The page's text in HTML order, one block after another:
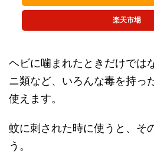
楽天市場
ヘビに噛まれたときだけでは
ニ類など、いろんな毒を持っ
使えます。
蚊に刺された時に使うと、そ
う。